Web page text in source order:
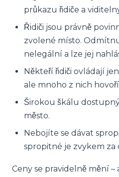
průkazu řidiče a
Řidiči jsou právně
zvolené místo.
nelegální a lze jej
Někteří řidiči ovládají
ale mnoho z nich
Širokou škálu
město.
Nebojíte se dávat
spropitné je zvykem
Ceny se pravidelně mění